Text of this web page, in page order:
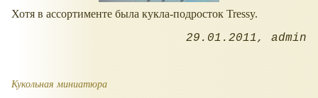
Хотя в ассортименте была кукла-подросток Tressy.
29.01.2011 admin
Кукольная миниатюра